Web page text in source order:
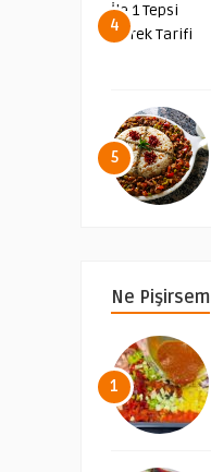
4
5
Ne Pişirsem
1